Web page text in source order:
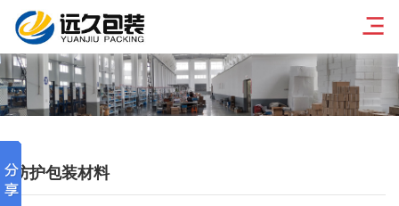
防护包装材料